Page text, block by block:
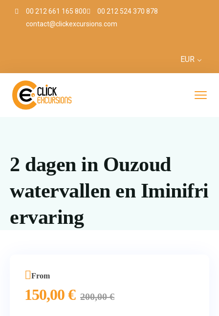
00 212 661 165 800
00 212 524 370 878
contact@clickexcursions.com
EUR
2 dagen in Ouzoud
watervallen en Iminifri
ervaring
From
150,00€ 200,00€